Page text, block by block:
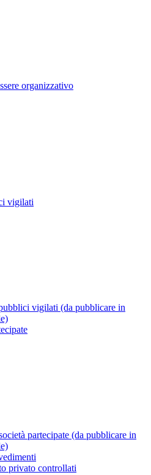
organizzativo
vigilati
vigilati (da pubblicare in
partecipate (da pubblicare in
privato controllati